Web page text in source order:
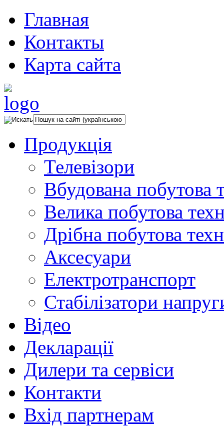
Главная
Контакты
Карта сайта
Продукція
Телевізори
Вбудована побутова
Велика побутова
Дрібна побутова
Аксесуари
Електротранспорт
Стабілізатори
Відео
Декларації
Дилери та сервіси
Контакти
Вхід партнерам